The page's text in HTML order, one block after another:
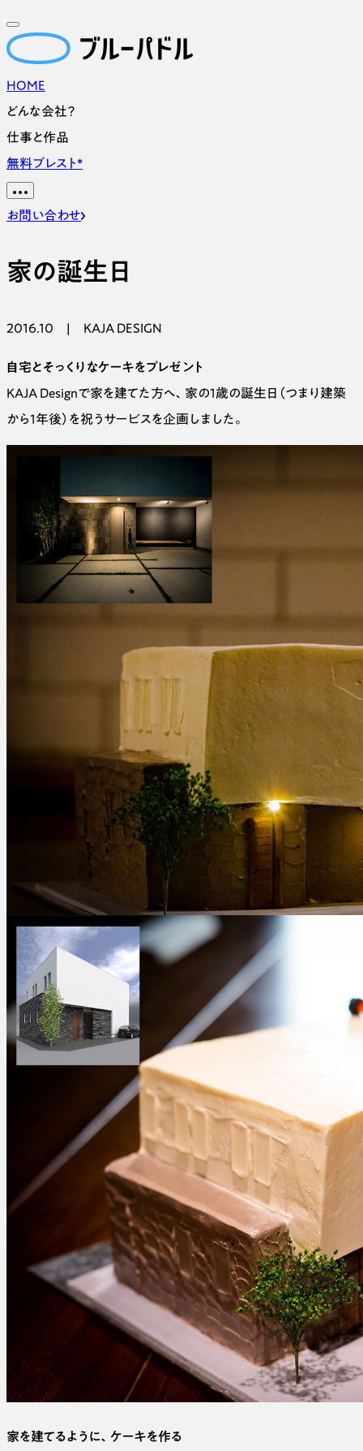
HOME
どんな会社？
仕事と作品
無料ブレスト*
お問い合わせ
家の誕生日
2016.10 | KAJA DESIGN
自宅とそっくりなケーキをプレゼント
KAJA Designで家を建てた方へ、家の1歳の誕生日（つまり建築
から1年後）を祝うサービスを企画しました。
家を建てるように、ケーキを作る